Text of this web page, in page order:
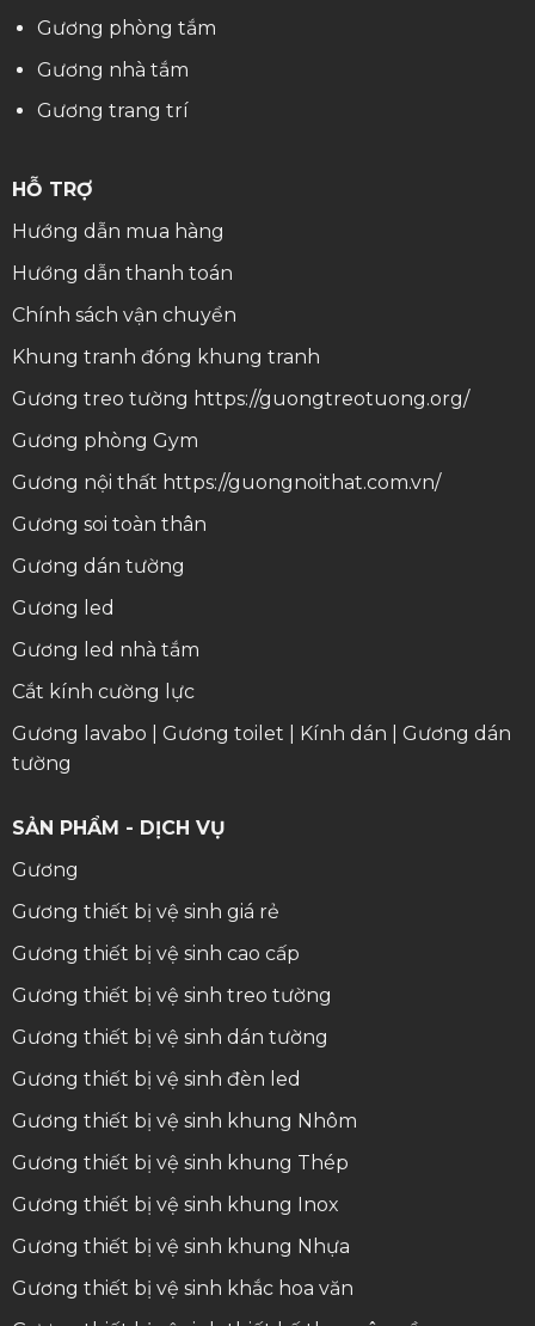
Gương phòng tắm
Gương nhà tắm
Gương trang trí
HỖ TRỢ
Hướng dẫn mua hàng
Hướng dẫn thanh toán
Chính sách vận chuyển
Khung tranh đóng khung tranh
Gương treo tường https://guongtreotuong.org/
Gương phòng Gym
Gương nội thất https://guongnoithat.com.vn/
Gương soi toàn thân
Gương dán tường
Gương led
Gương led nhà tắm
Cắt kính cường lực
Gương lavabo
Gương toilet Kính dán
Gương dán
tường
SẢN PHẨM - DỊCH VỤ
Gương
Gương thiết bị vệ sinh giá rẻ
Gương thiết bị vệ sinh cao cấp
Gương thiết bị vệ sinh treo tường
Gương thiết bị vệ sinh dán tường
Gương thiết bị vệ sinh đèn led
Gương thiết bị vệ sinh khung Nhôm
Gương thiết bị vệ sinh khung Thép
Gương thiết bị vệ sinh khung Inox
Gương thiết bị vệ sinh khung Nhựa
Gương thiết bị vệ sinh khắc hoa văn